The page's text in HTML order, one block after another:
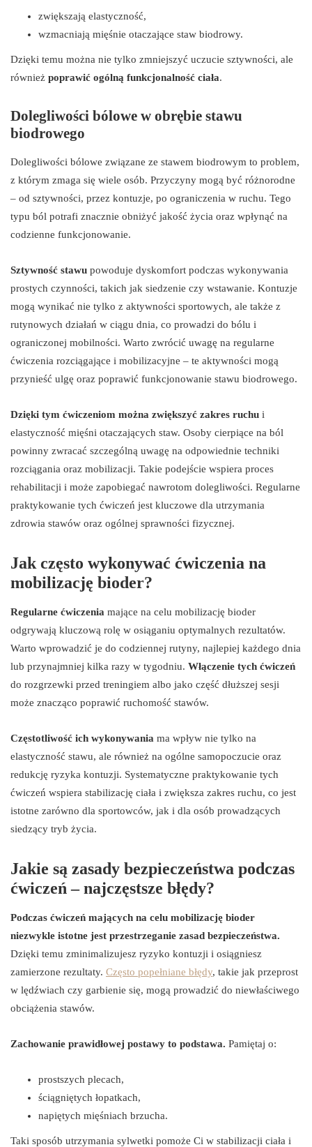
zwiększają elastyczność,
wzmacniają mięśnie otaczające staw biodrowy.
Dzięki temu można nie tylko zmniejszyć uczucie sztywności, ale
również poprawić ogólną funkcjonalność ciała.
Dolegliwości bólowe w obrębie stawu
biodrowego
Dolegliwości bólowe związane ze stawem biodrowym to problem,
z którym zmaga się wiele osób. Przyczyny mogą być różnorodne
– od sztywności, przez kontuzje, po ograniczenia w ruchu. Tego
typu ból potrafi znacznie obniżyć jakość życia oraz wpłynąć na
codzienne funkcjonowanie.
Sztywność stawu powoduje dyskomfort podczas wykonywania
prostych czynności, takich jak siedzenie czy wstawanie. Kontuzje
mogą wynikać nie tylko z aktywności sportowych, ale także z
rutynowych działań w ciągu dnia, co prowadzi do bólu i
ograniczonej mobilności. Warto zwrócić uwagę na regularne
ćwiczenia rozciągające i mobilizacyjne – te aktywności mogą
przynieść ulgę oraz poprawić funkcjonowanie stawu biodrowego.
Dzięki tym ćwiczeniom można zwiększyć zakres ruchu i
elastyczność mięśni otaczających staw. Osoby cierpiące na ból
powinny zwracać szczególną uwagę na odpowiednie techniki
rozciągania oraz mobilizacji. Takie podejście wspiera proces
rehabilitacji i może zapobiegać nawrotom dolegliwości. Regularne
praktykowanie tych ćwiczeń jest kluczowe dla utrzymania
zdrowia stawów oraz ogólnej sprawności fizycznej.
Jak często wykonywać ćwiczenia na
mobilizację bioder?
Regularne ćwiczenia mające na celu mobilizację bioder
odgrywają kluczową rolę w osiąganiu optymalnych rezultatów.
Warto wprowadzić je do codziennej rutyny, najlepiej każdego dnia
lub przynajmniej kilka razy w tygodniu. Włączenie tych ćwiczeń
do rozgrzewki przed treningiem albo jako część dłuższej sesji
może znacząco poprawić ruchomość stawów.
Częstotliwość ich wykonywania ma wpływ nie tylko na
elastyczność stawu, ale również na ogólne samopoczucie oraz
redukcję ryzyka kontuzji. Systematyczne praktykowanie tych
ćwiczeń wspiera stabilizację ciała i zwiększa zakres ruchu, co jest
istotne zarówno dla sportowców, jak i dla osób prowadzących
siedzący tryb życia.
Jakie są zasady bezpieczeństwa podczas
ćwiczeń – najczęstsze błędy?
Podczas ćwiczeń mających na celu mobilizację bioder
niezwykle istotne jest przestrzeganie zasad bezpieczeństwa.
Dzięki temu zminimalizujesz ryzyko kontuzji i osiągniesz
zamierzone rezultaty. Często popełniane błędy, takie jak przeprost
w lędźwiach czy garbienie się, mogą prowadzić do niewłaściwego
obciążenia stawów.
Zachowanie prawidłowej postawy to podstawa. Pamiętaj o:
prostszych plecach,
ściągniętych łopatkach,
napiętych mięśniach brzucha.
Taki sposób utrzymania sylwetki pomoże Ci w stabilizacji ciała i